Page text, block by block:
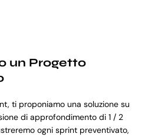
un Progetto
ti proponiamo una soluzione su
di approfondimento di 1 / 2
ogni sprint preventivato,